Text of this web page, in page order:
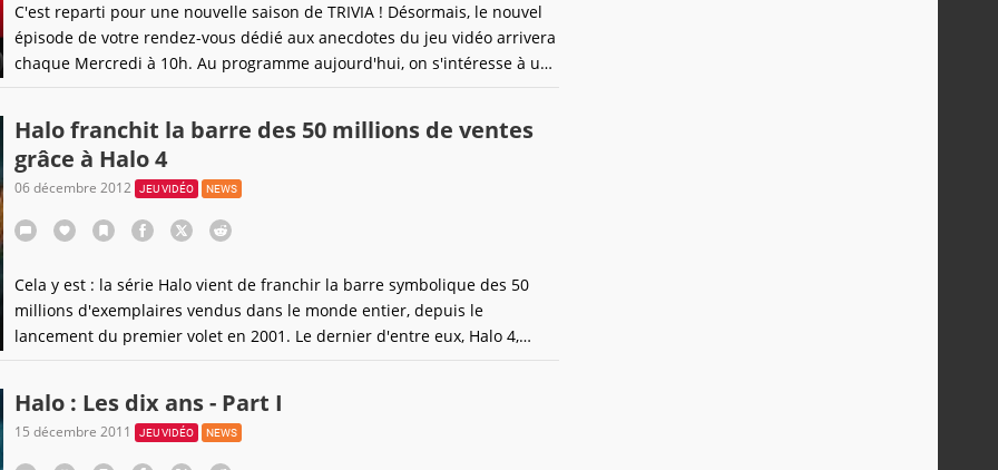
C'est reparti pour une nouvelle saison de TRIVIA ! Désormais, le nouvel
épisode de votre rendez-vous dédié aux anecdotes du jeu vidéo arrivera
chaque Mercredi à 10h. Au programme aujourd'hui, on s'intéresse à une
petite bourde potache qui a coûté cher à Microsoft au moment de la
Halo franchit la barre des 50 millions de ventes
grâce à Halo 4
06 décembre 2012 JEU VIDÉO NEWS
Cela y est : la série Halo vient de franchir la barre symbolique des 50
millions d'exemplaires vendus dans le monde entier, depuis le
lancement du premier volet en 2001. Le dernier d'entre eux, Halo 4,
aurait d'ailleurs été écoulé à environ 4 millions d'exemplaires depuis sa
Halo : Les dix ans - Part I
15 décembre 2011 JEU VIDÉO NEWS